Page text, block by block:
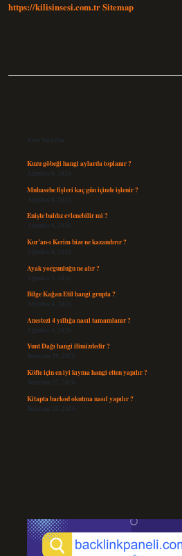
https://kilisinsesi.com.trSitemap
Son Yazılar
Kuzu göbeği hangi aylarda toplanır ?
Ağustos 8, 2026
Muhasebe fişleri kaç gün içinde işlenir ?
Ağustos 8, 2026
Enişte baldız evlenebilir mi ?
Ağustos 6, 2026
Kur’an-ı Kerim bize ne kazandırır ?
Ağustos 6, 2026
Ayak yorgunluğu ne alır ?
Ağustos 5, 2026
Bilge Kağan Etil hangi grupta ?
Ağustos 4, 2026
Anestezi 4 yıllığa nasıl tamamlanır ?
Ağustos 4, 2026
Yunt Dağı hangi ilimizdedir ?
Temmuz 29, 2026
Köfte için en iyi kıyma hangi etten yapılır ?
Temmuz 27, 2026
Kitapta barkod okutma nasıl yapılır ?
Temmuz 25, 2026